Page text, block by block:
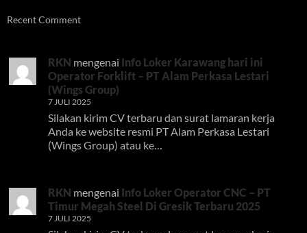
Recent Comment
RKN mengenai Info Loker Karawang hari ini
Operator Forklift – PT Alam Perkasa Lestari
(Wings Group)
7 JULI 2025
Silakan kirim CV terbaru dan surat lamaran kerja
Anda ke website resmi PT Alam Perkasa Lestari
(Wings Group) atau ke…
RKN mengenai Info Loker Operator CNC – PT
Timur Megah Steel Di Gresik Terbaru 2025
7 JULI 2025